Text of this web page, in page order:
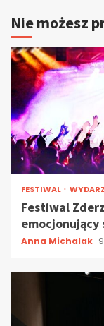
Nie możesz
FESTIWAL
Festiwal
Anna Michalak